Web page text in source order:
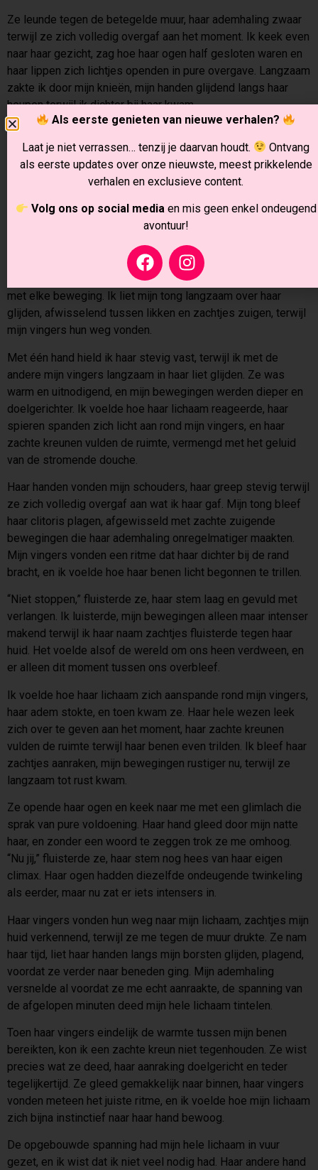
Ze leunde tegen de betegelde muur, haar ademhaling zwaar
terwijl ze zich volledig overgaf aan het moment. Ik keek even
naar haar gezicht, zag hoe haar ogen half gesloten waren en
haar lippen zich lichtjes openden in pure overgave. Langzaam
zakte ik door mijn knieën, mijn handen glijdend langs haar
heupen terwijl ik dichter bij haar kwam.
Mijn lippen vonden hun weg naar de binnenkant van haar dij,
waar ik haar huid zachtjes kuste en haar nog meer liet
verlangen. Ik voelde hoe ze lichtjes tegen mijn aanraking
drukte, en toen mijn tong eindelijk haar clitoris raakte, hoorde
ik een zachte kreun die mijn eigen verlangen alleen maar
versterkte.
Ik likte haar zachtjes, cirkelend en plagend, terwijl mijn
handen haar heupen stevig vasthielden. Ze bewoog
instinctief tegen mijn mond aan, haar ademhaling versnellend
met elke beweging. Ik liet mijn tong langzaam over haar
glijden, afwisselend tussen likken en zachtjes zuigen, terwijl
mijn vingers hun weg vonden.
Met één hand hield ik haar stevig vast, terwijl ik met de
andere mijn vingers langzaam in haar liet glijden. Ze was
warm en uitnodigend, en mijn bewegingen werden dieper en
doelgerichter. Ik voelde hoe haar lichaam reageerde, haar
spieren spanden zich licht aan rond mijn vingers, en haar
zachte kreunen vulden de ruimte, vermengd met het geluid
van de stromende douche.
Haar handen vonden mijn schouders, haar greep stevig terwijl
ze zich volledig overgaf aan wat ik haar gaf. Mijn tong bleef
haar clitoris plagen, afgewisseld met zachte zuigende
bewegingen die haar ademhaling onregelmatiger maakten.
Mijn vingers vonden een ritme dat haar dichter bij de rand
bracht, en ik voelde hoe haar benen licht begonnen te trillen.
“Niet stoppen,” fluisterde ze, haar stem laag en gevuld met
verlangen. Ik luisterde, mijn bewegingen alleen maar intenser
makend terwijl ik haar naam zachtjes fluisterde tegen haar
huid. Het voelde alsof de wereld om ons heen verdween, en
er alleen dit moment tussen ons overbleef.
Ik voelde hoe haar lichaam zich aanspande rond mijn vingers,
haar adem stokte, en toen kwam ze. Haar hele wezen leek
zich over te geven aan het moment, haar zachte kreunen
vulden de ruimte terwijl haar benen even trilden. Ik bleef haar
zachtjes aanraken, mijn bewegingen rustiger nu, terwijl ze
langzaam tot rust kwam.
Ze opende haar ogen en keek naar me met een glimlach die
sprak van pure voldoening. Haar hand gleed door mijn natte
haar, en zonder een woord te zeggen trok ze me omhoog.
“Nu jij,” fluisterde ze, haar stem nog hees van haar eigen
climax. Haar ogen hadden diezelfde ondeugende twinkeling
als eerder, maar nu zat er iets intensers in.
Haar vingers vonden hun weg naar mijn lichaam, zachtjes mijn
huid verkennend, terwijl ze me tegen de muur drukte. Ze nam
haar tijd, liet haar handen langs mijn borsten glijden, plagend,
voordat ze verder naar beneden ging. Mijn ademhaling
versnelde al voordat ze me echt aanraakte, de spanning van
de afgelopen minuten deed mijn hele lichaam tintelen.
Toen haar vingers eindelijk de warmte tussen mijn benen
bereikten, kon ik een zachte kreun niet tegenhouden. Ze wist
precies wat ze deed, haar aanraking doelgericht en teder
tegelijkertijd. Ze gleed gemakkelijk naar binnen, haar vingers
vonden meteen het juiste ritme, en ik voelde hoe mijn lichaam
zich bijna instinctief naar haar hand bewoog.
De opgebouwde spanning had mijn hele lichaam in vuur
gezet, en ik wist dat ik niet veel nodig had. Haar andere hand
Als eerste genieten van nieuwe verhalen?
Laat je niet verrassen… tenzij je daarvan houdt.
Ontvang
als eerste updates over onze nieuwste, meest prikkelende
verhalen en exclusieve content.
Volg ons op social mediaen mis geen enkel ondeugend
avontuur!